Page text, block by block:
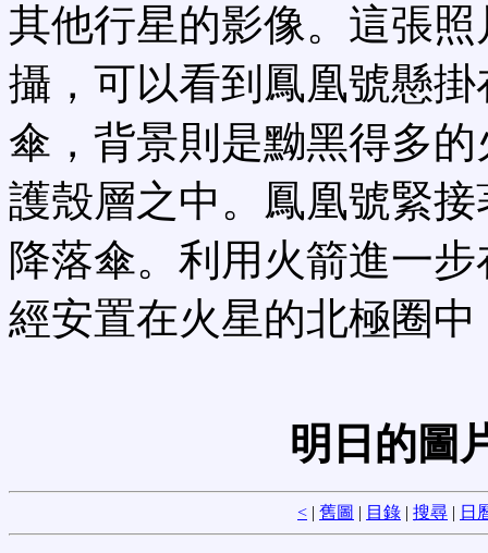
其他行星的影像。這張照
攝，可以看到鳳凰號懸
傘，背景則是黝黑得多
護殼層之中。鳳凰號緊
降落傘。利用火箭進一
經安置在火星的北極圈中
明日的圖
< | 舊圖 | 目錄 | 搜尋 | 日